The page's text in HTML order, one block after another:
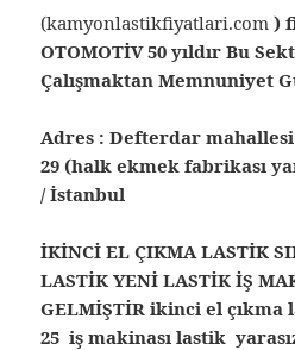
(kamyonlastikfiyatlari.com )
OTOMOTİV 50 yıldır Bu
Çalışmaktan Memnuniyet
Adres : Defterdar
29 (halk ekmek fabrikası
/ İstanbul
İKİNCİ EL ÇIKMA LASTİK
LASTİK YENİ LASTİK İŞ
GELMİŞTİR ikinci el çıkma
25 iş makinası lastik